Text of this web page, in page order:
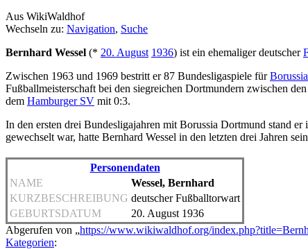
Aus WikiWaldhof
Wechseln zu: Navigation, Suche
Bernhard Wessel (* 20. August 1936) ist ein ehemaliger deutscher
Zwischen 1963 und 1969 bestritt er 87 Bundesligaspiele für
Fußballmeisterschaft bei den siegreichen Dortmundern zwischen
dem Hamburger SV mit 0:3.
In den ersten drei Bundesligajahren mit Borussia Dortmund stand er
gewechselt war, hatte Bernhard Wessel in den letzten drei Jahren
Personendaten
NAME
Wessel, Bernhard
KURZBESCHREIBUNG deutscher Fußballtorwart
GEBURTSDATUM
20. August 1936
Abgerufen von „https://www.wikiwaldhof.org/
Kategorien: